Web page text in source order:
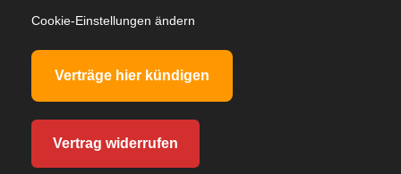
Cookie-Einstellungen ändern
Verträge hier kündigen
Vertrag widerrufen